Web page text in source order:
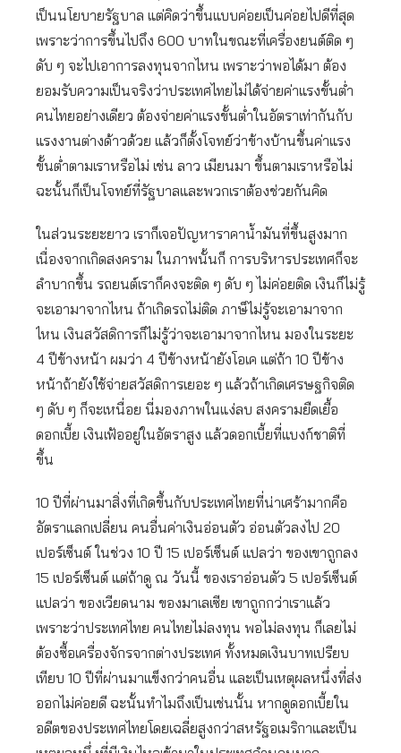
เป็นนโยบายรัฐบาล แต่คิดว่าขึ้นแบบค่อยเป็นค่อยไปดีที่สุด
เพราะว่าการขึ้นไปถึง 600 บาทในขณะที่เครื่องยนต์ติด ๆ
ดับ ๆ จะไปเอาการลงทุนจากไหน เพราะว่าพอได้มา ต้อง
ยอมรับความเป็นจริงว่าประเทศไทยไม่ได้จ่ายค่าแรงขั้นต่ำ
คนไทยอย่างเดียว ต้องจ่ายค่าแรงขั้นต่ำในอัตราเท่ากันกับ
แรงงานต่างด้าวด้วย แล้วก็ตั้งโจทย์ว่าข้างบ้านขึ้นค่าแรง
ขั้นต่ำตามเราหรือไม่ เช่น ลาว เมียนมา ขึ้นตามเราหรือไม่
ฉะนั้นก็เป็นโจทย์ที่รัฐบาลและพวกเราต้องช่วยกันคิด
ในส่วนระยะยาว เราก็เจอปัญหาราคาน้ำมันที่ขึ้นสูงมาก
เนื่องจากเกิดสงคราม ในภาพนั้นก็ การบริหารประเทศก็จะ
ลำบากขึ้น รถยนต์เราก็คงจะติด ๆ ดับ ๆ ไม่ค่อยติด เงินก็ไม่รู้
จะเอามาจากไหน ถ้าเกิดรถไม่ติด ภาษ็ไม่รู้จะเอามาจาก
ไหน เงินสวัสดิการก็ไม่รู้ว่าจะเอามาจากไหน มองในระยะ
4 ปีข้างหน้า ผมว่า 4 ปีข้างหน้ายังโอเค แต่ถ้า 10 ปีข้าง
หน้าถ้ายังใช้จ่ายสวัสดิการเยอะ ๆ แล้วถ้าเกิดเศรษฐกิจติด
ๆ ดับ ๆ ก็จะเหนื่อย นี่มองภาพในแง่ลบ สงครามยืดเยื้อ
ดอกเบี้ย เงินเฟ้ออยู่ในอัตราสูง แล้วดอกเบี้ยที่แบงก์ชาติที่
ขึ้น
10 ปีที่ผ่านมาสิ่งที่เกิดขึ้นกับประเทศไทยที่น่าเศร้ามากคือ
อัตราแลกเปลี่ยน คนอื่นค่าเงินอ่อนตัว อ่อนตัวลงไป 20
เปอร์เซ็นต์ ในช่วง 10 ปี 15 เปอร์เซ็นต์ แปลว่า ของเขาถูกลง
15 เปอร์เซ็นต์ แต่ถ้าดู ณ วันนี้ ของเราอ่อนตัว 5 เปอร์เซ็นต์
แปลว่า ของเวียดนาม ของมาเลเซีย เขาถูกกว่าเราแล้ว
เพราะว่าประเทศไทย คนไทยไม่ลงทุน พอไม่ลงทุน ก็เลยไม่
ต้องซื้อเครื่องจักรจากต่างประเทศ ทั้งหมดเงินบาทเปรียบ
เทียบ 10 ปีที่ผ่านมาแข็งกว่าคนอื่น และเป็นเหตุผลหนึ่งที่ส่ง
ออกไม่ค่อยดี ฉะนั้นทำไมถึงเป็นเช่นนั้น หากดูดอกเบี้ยใน
อดีตของประเทศไทยโดยเฉลี่ยสูงกว่าสหรัฐอเมริกาและเป็น